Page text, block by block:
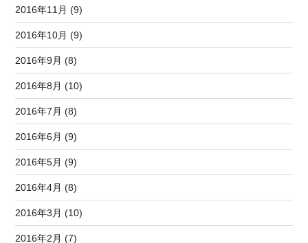
2016年11月 (9)
2016年10月 (9)
2016年9月 (8)
2016年8月 (10)
2016年7月 (8)
2016年6月 (9)
2016年5月 (9)
2016年4月 (8)
2016年3月 (10)
2016年2月 (7)